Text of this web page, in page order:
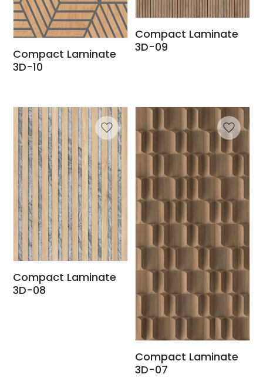
Compact Laminate
3D-10
Compact Laminate
3D-09
Compact Laminate
3D-08
Compact Laminate
3D-07